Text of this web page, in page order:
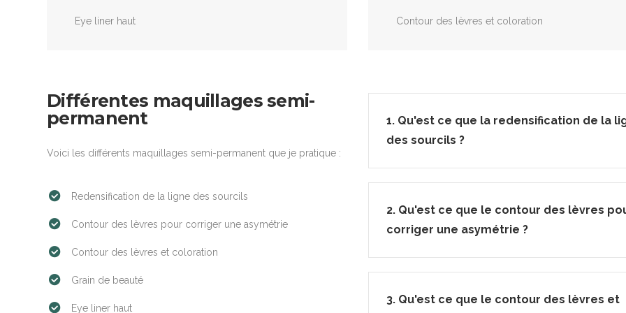
Eye liner haut Contour des lèvres et coloration
Différentes maquillages semi-
permanent
Voici les différents maquillages semi-permanent que je pratique :
Redensification de la ligne des sourcils
Contour des lèvres pour corriger une asymétrie
Contour des lèvres et coloration
Grain de beauté
Eye liner haut
1. Qu'est ce que la redensification de la
des sourcils ?
2. Qu'est ce que le contour des lèvres
corriger une asymétrie ?
3. Qu'est ce que le contour des lèvres et